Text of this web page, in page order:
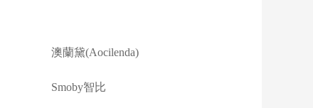
澳蘭黛(Aocilenda)
Smoby智比